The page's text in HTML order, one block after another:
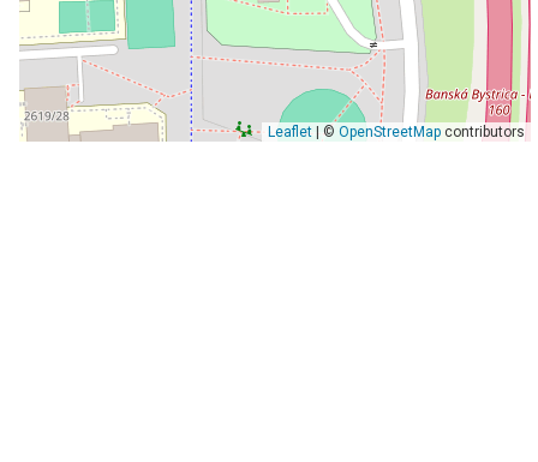
Leaflet| © OpenStreetMapcontributors